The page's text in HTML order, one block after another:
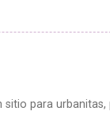
para urbanitas,